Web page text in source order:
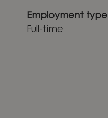
Employment type
Full-time